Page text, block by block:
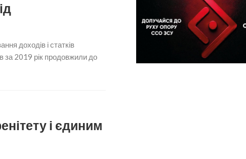
доходів і статків
за 2019 рік продовжили до
і єдиним